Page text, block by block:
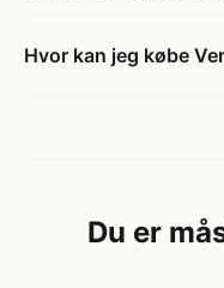
Hvor kan jeg købe
Du er